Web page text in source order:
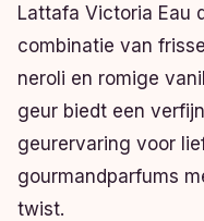
Lattafa Victoria Eau
combinatie van
neroli en romige
geur biedt een
geurervaring voor
gourmandparfums
twist.